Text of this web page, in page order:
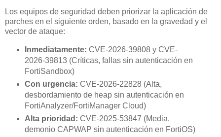
Los equipos de seguridad deben priorizar la aplicación de
parches en el siguiente orden, basado en la gravedad y el
vector de ataque:
Inmediatamente: CVE-2026-39808 y CVE-
2026-39813 (Críticas, fallas sin autenticación en
FortiSandbox)
Con urgencia: CVE-2026-22828 (Alta,
desbordamiento de heap sin autenticación en
FortiAnalyzer/FortiManager Cloud)
Alta prioridad: CVE-2025-53847 (Media,
demonio CAPWAP sin autenticación en FortiOS)